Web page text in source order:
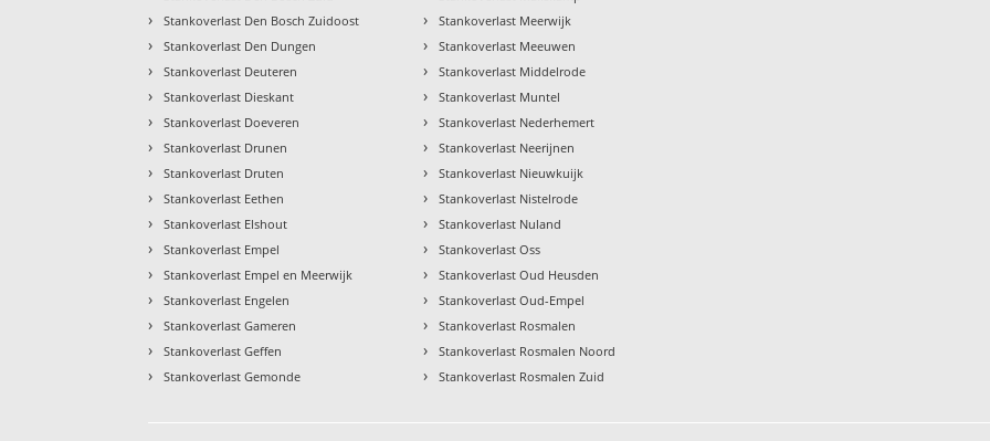
› Stankoverlast Den Bosch Zuidoost
› Stankoverlast Den Dungen
› Stankoverlast Deuteren
› Stankoverlast Dieskant
› Stankoverlast Doeveren
› Stankoverlast Drunen
› Stankoverlast Druten
› Stankoverlast Eethen
› Stankoverlast Elshout
› Stankoverlast Empel
› Stankoverlast Empel en Meerwijk
› Stankoverlast Engelen
› Stankoverlast Gameren
› Stankoverlast Geffen
› Stankoverlast Gemonde
› Stankoverlast Meerwijk
› Stankoverlast Meeuwen
› Stankoverlast Middelrode
› Stankoverlast Muntel
› Stankoverlast Nederhemert
› Stankoverlast Neerijnen
› Stankoverlast Nieuwkuijk
› Stankoverlast Nistelrode
› Stankoverlast Nuland
› Stankoverlast Oss
› Stankoverlast Oud Heusden
› Stankoverlast Oud-Empel
› Stankoverlast Rosmalen
› Stankoverlast Rosmalen Noord
› Stankoverlast Rosmalen Zuid